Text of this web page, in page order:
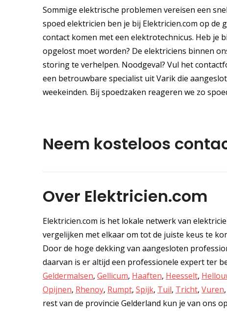
Sommige elektrische problemen vereisen een
spoed elektricien ben je bij Elektricien.com op de
contact komen met een elektrotechnicus. Heb je
opgelost moet worden? De elektriciens binnen
storing te verhelpen. Noodgeval? Vul het
een betrouwbare specialist uit Varik die
weekeinden. Bij spoedzaken reageren we zo
Neem kosteloos
Over Elektricien.com
Elektricien.com is het lokale netwerk van
vergelijken met elkaar om tot de juiste keus te
Door de hoge dekking van aangesloten
daarvan is er altijd een professionele expert ter
Geldermalsen, Gellicum, Haaften, Heesselt,
Opijnen, Rhenoy, Rumpt, Spijk, Tuil, Tricht, Vuren,
rest van de provincie Gelderland kun je van ons